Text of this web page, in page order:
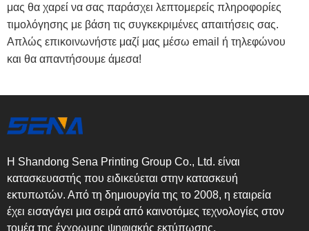
μας θα χαρεί να σας παράσχει λεπτομερείς πληροφορίες
τιμολόγησης με βάση τις συγκεκριμένες απαιτήσεις σας.
Απλώς επικοινωνήστε μαζί μας μέσω email ή τηλεφώνου
και θα απαντήσουμε άμεσα!
Η Shandong Sena Printing Group Co., Ltd. είναι
κατασκευαστής που ειδικεύεται στην κατασκευή
εκτυπωτών. Από τη δημιουργία της το 2008, η εταιρεία
έχει εισαγάγει μια σειρά από καινοτόμες τεχνολογίες στον
τομέα της έγχρωμης ψηφιακής εκτύπωσης.